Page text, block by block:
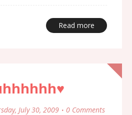
Read more
July 30, 2009 0 Comments